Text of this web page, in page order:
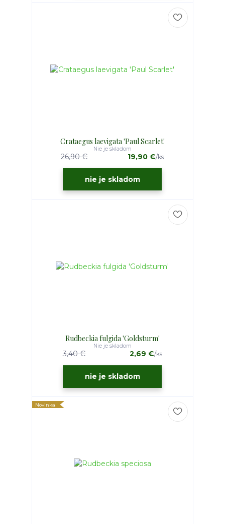
Crataegus laevigata 'Paul Scarlet'
26,90 € 19,90 €/ks
Nie je skladom
nie je skladom
Rudbeckia fulgida 'Goldsturm'
3,40 € 2,69 €/ks
Nie je skladom
nie je skladom
Novinka